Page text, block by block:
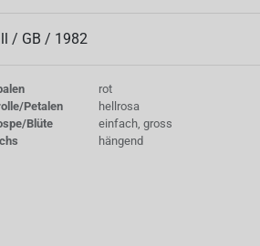
/ GB / 1982
rot
Petalen
hellrosa
Blüte
einfach, gross
hängend